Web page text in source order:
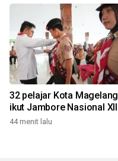
32 pelajar Kota Magelang
ikut Jambore Nasional XII
44 menit lalu